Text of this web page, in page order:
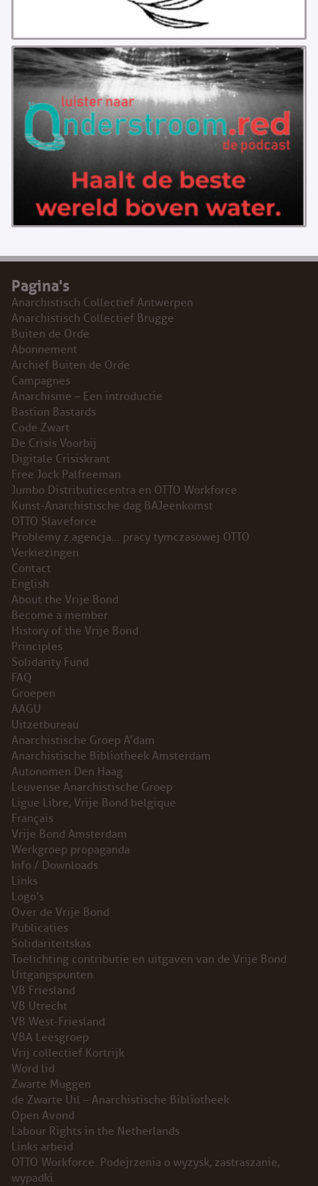
Pagina's
Anarchistisch Collectief Antwerpen
Anarchistisch Collectief Brugge
Buiten de Orde
Abonnement
Archief Buiten de Orde
Campagnes
Anarchisme – Een introductie
Bastion Bastards
Code Zwart
De Crisis Voorbij
Digitale Crisiskrant
Free Jock Palfreeman
Jumbo Distributiecentra en OTTO Workforce
Kunst-Anarchistische dag BAJeenkomst
OTTO Slaveforce
Problemy z agencja… pracy tymczasowej OTTO
Verkiezingen
Contact
English
About the Vrije Bond
Become a member
History of the Vrije Bond
Principles
Solidarity Fund
FAQ
Groepen
AAGU
Uitzetbureau
Anarchistische Groep A’dam
Anarchistische Bibliotheek Amsterdam
Autonomen Den Haag
Leuvense Anarchistische Groep
Ligue Libre, Vrije Bond belgique
Français
Vrije Bond Amsterdam
Werkgroep propaganda
Info / Downloads
Links
Logo’s
Over de Vrije Bond
Publicaties
Solidariteitskas
Toelichting contributie en uitgaven van de Vrije Bond
Uitgangspunten
VB Friesland
VB Utrecht
VB West-Friesland
VBA Leesgroep
Vrij collectief Kortrijk
Word lid
Zwarte Muggen
de Zwarte Uil – Anarchistische Bibliotheek
Open Avond
Labour Rights in the Netherlands
Links arbeid
OTTO Workforce. Podejrzenia o wyzysk, zastraszanie,
wypadki.